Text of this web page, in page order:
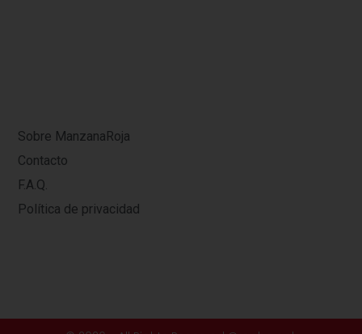
Sobre ManzanaRoja
Contacto
F.A.Q.
Política de privacidad